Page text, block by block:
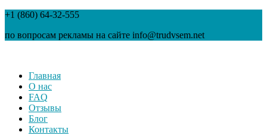
+1 (860) 64-32-555
по вопросам рекламы на сайте info@trudvsem.net
Главная
О нас
FAQ
Отзывы
Блог
Контакты